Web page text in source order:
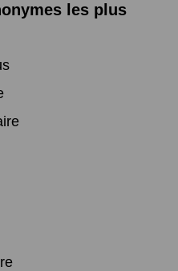
les plus